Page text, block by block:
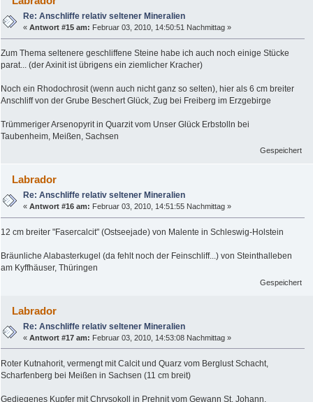
Re: Anschliffe relativ seltener Mineralien
«Antwort #15 am: Februar 03, 2010, 14:50:51 Nachmittag »
Zum Thema seltenere geschliffene Steine habe ich auch noch einige Stücke
parat... (der Axinit ist übrigens ein ziemlicher Kracher)
Noch ein Rhodochrosit (wenn auch nicht ganz so selten), hier als 6 cm breiter
Anschliff von der Grube Beschert Glück, Zug bei Freiberg im Erzgebirge
Trümmeriger Arsenopyrit in Quarzit vom Unser Glück Erbstolln bei
Taubenheim, Meißen, Sachsen
Gespeichert
Labrador
Re: Anschliffe relativ seltener Mineralien
«Antwort #16 am: Februar 03, 2010, 14:51:55 Nachmittag »
12 cm breiter "Fasercalcit" (Ostseejade) von Malente in Schleswig-Holstein
Bräunliche Alabasterkugel (da fehlt noch der Feinschliff...) von Steinthalleben
am Kyffhäuser, Thüringen
Gespeichert
Labrador
Re: Anschliffe relativ seltener Mineralien
«Antwort #17 am: Februar 03, 2010, 14:53:08 Nachmittag »
Roter Kutnahorit, vermengt mit Calcit und Quarz vom Berglust Schacht,
Scharfenberg bei Meißen in Sachsen (11 cm breit)
Gediegenes Kupfer mit Chrysokoll in Prehnit vom Gewann St. Johann,